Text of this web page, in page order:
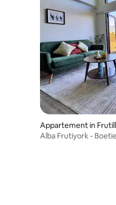
Appartement in
Alba Frutiyork -